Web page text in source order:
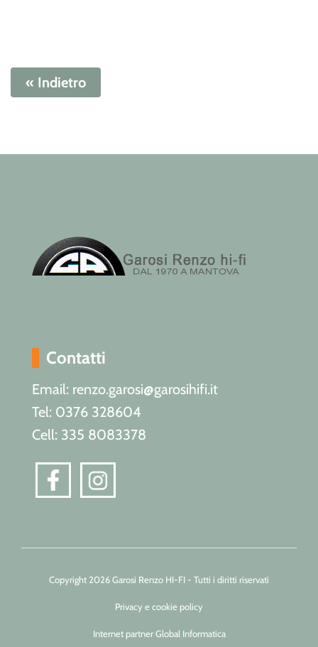
« Indietro
Contatti
Email: renzo.garosi@garosihifi.it
Tel: 0376 328604
Cell: 335 8083378
Copyright 2026 Garosi Renzo HI-FI - Tutti i diritti riservati
Privacy e cookie policy
Internet partner Global Informatica